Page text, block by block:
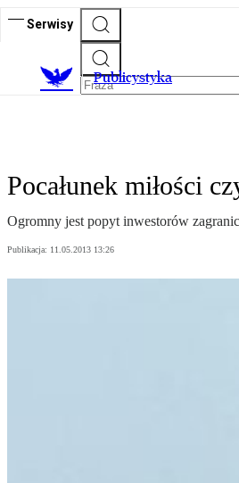
Serwisy
Publicystyka
Pocałunek miłości
Ogromny jest popyt inwestorów
Publikacja: 11.05.2013 13:26